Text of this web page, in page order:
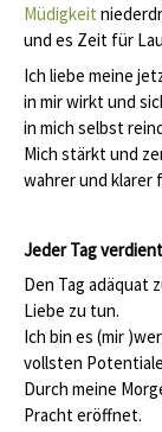
Müdigkeit
und es Zeit für
Ich liebe meine
in mir wirkt und
in mich selbst
Mich stärkt und
wahrer und klarer
Jeder Tag
Den Tag adäquat
Liebe zu tun.
Ich bin es (mir
vollsten
Durch meine
Pracht eröffnet.